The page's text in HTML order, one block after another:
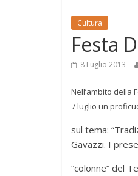
Cultura
Festa
8 Luglio 2013
Nell’ambito della
7 luglio un
sul tema:
Gavazzi. I
“colonne” del